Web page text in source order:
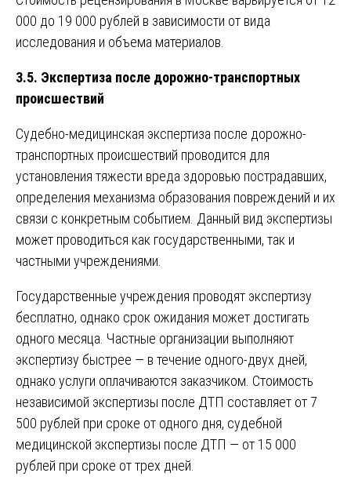
000 до 19 000 рублей в зависимости от вида
исследования и объема материалов.
3.5. Экспертиза после дорожно-транспортных
происшествий
Судебно-медицинская экспертиза после дорожно-
транспортных происшествий проводится для
установления тяжести вреда здоровью пострадавших,
определения механизма образования повреждений и их
связи с конкретным событием. Данный вид экспертизы
может проводиться как государственными, так и
частными учреждениями.
Государственные учреждения проводят экспертизу
бесплатно, однако срок ожидания может достигать
одного месяца. Частные организации выполняют
экспертизу быстрее — в течение одного-двух дней,
однако услуги оплачиваются заказчиком. Стоимость
независимой экспертизы после ДТП составляет от 7
500 рублей при сроке от одного дня, судебной
медицинской экспертизы после ДТП — от 15 000
рублей при сроке от трех дней.